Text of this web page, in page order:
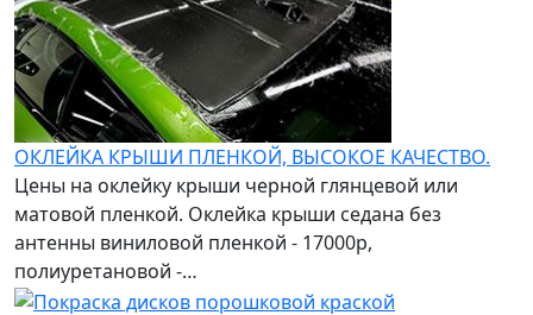
ОКЛЕЙКА КРЫШИ ПЛЕНКОЙ, ВЫСОКОЕ КАЧЕСТВО.
Цены на оклейку крыши черной глянцевой или
матовой пленкой. Оклейка крыши седана без
антенны виниловой пленкой - 17000р,
полиуретановой -…